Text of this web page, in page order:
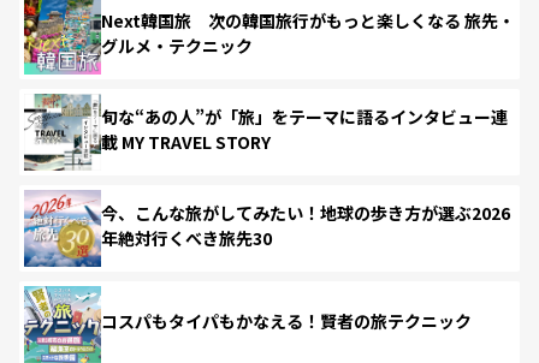
Next韓国旅 次の韓国旅行がもっと楽しくなる 旅先・
グルメ・テクニック
旬な“あの人”が「旅」をテーマに語るインタビュー連
載 MY TRAVEL STORY
今、こんな旅がしてみたい！地球の歩き方が選ぶ2026
年絶対行くべき旅先30
コスパもタイパもかなえる！賢者の旅テクニック